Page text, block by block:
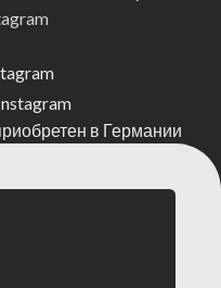
в Германии